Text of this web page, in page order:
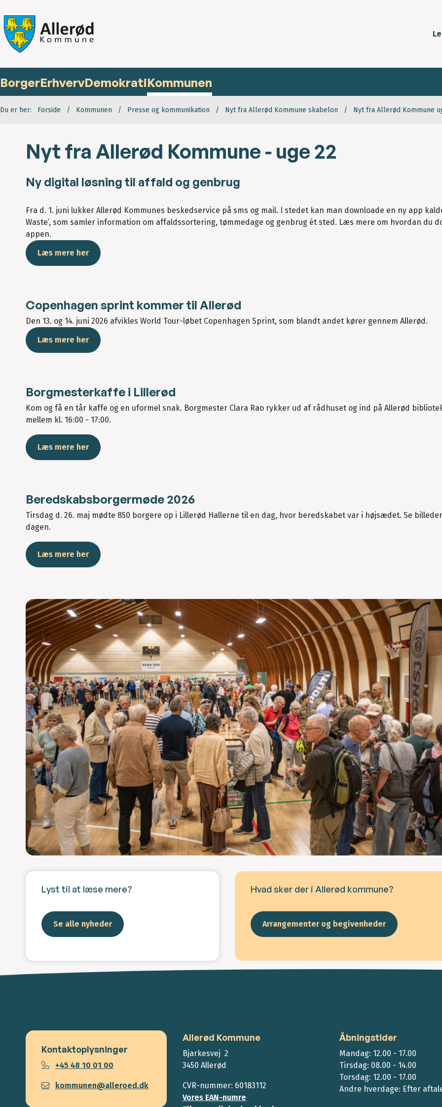
BorgerErhvervDemokratiKommunen
Du er her: Forside Kommunen Presse og kommunikation Nyt fra Allerød Kommune skabelon Nyt fra Allerød Kommune
Nyt fra Allerød Kommune - uge 22
Ny digital løsning til affald og genbrug
Fra d. 1. juni lukker Allerød Kommunes beskedservice på sms og mail. I stedet kan man downloade en ny app
Waste’, som samler information om affaldssortering, tømmedage og genbrug ét sted. Læs mere om hvordan du
appen.
Læs mere her
Copenhagen sprint kommer til Allerød
Den 13. og 14. juni 2026 afvikles World Tour-løbet Copenhagen Sprint, som blandt andet kører gennem Allerød.
Læs mere her
Borgmesterkaffe i Lillerød
Kom og få en tår kaffe og en uformel snak. Borgmester Clara Rao rykker ud af rådhuset og ind på Allerød
mellem kl. 16:00 - 17:00.
Læs mere her
Beredskabsborgermøde 2026
Tirsdag d. 26. maj mødte 850 borgere op i Lillerød Hallerne til en dag, hvor beredskabet var i højsædet. Se
dagen.
Læs mere her
Lyst til at læse mere?
Se alle nyheder
Hvad sker der i Allerød kommune?
Arrangementer og begivenheder
Kontaktoplysninger
+45 48 10 01 00
kommunen@alleroed.dk
Allerød Kommune
Bjarkesvej 2
3450 Allerød
CVR-nummer: 60183112
Vores EAN-numre
Åbningstider
Mandag: 12.00 - 17.00
Tirsdag: 08.00 - 14.00
Torsdag: 12.00 - 17.00
Andre hverdage: Efter